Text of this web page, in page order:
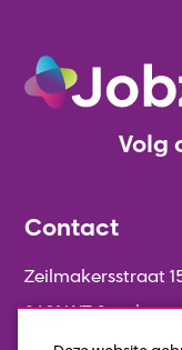
Volg
Contact
Zeilmakersstraat
8601 WT Sneek